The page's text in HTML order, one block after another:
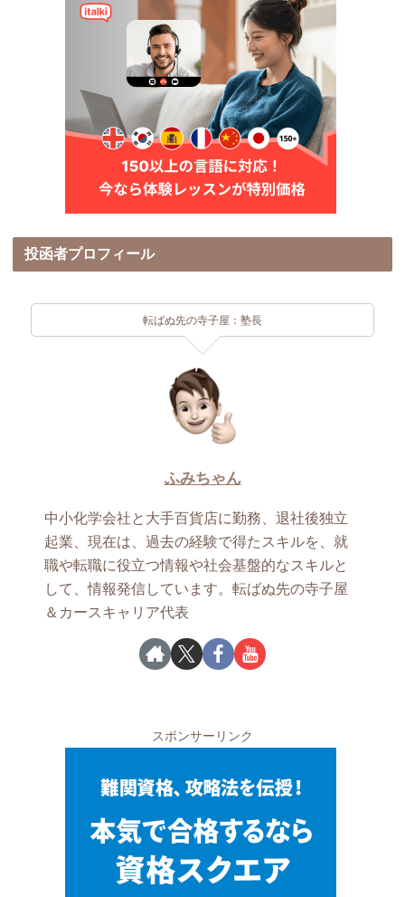
投函者プロフィール
転ばぬ先の寺子屋：塾長
ふみちゃん
中小化学会社と大手百貨店に勤務、退社後独立
起業、現在は、過去の経験で得たスキルを、就
職や転職に役立つ情報や社会基盤的なスキルと
して、情報発信しています。転ばぬ先の寺子屋
＆カースキャリア代表
スポンサーリンク